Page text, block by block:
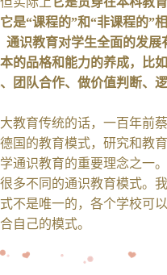
是“课程的”和“非课程的”
通识教育对学生全面的发展
的品格和能力的养成，比
团队合作、做价值判断、
教育传统的话，一百年前
国的教育模式，研究和教
通识教育的重要理念之一
多不同的通识教育模式。
不是唯一的，各个学校可
自己的模式。